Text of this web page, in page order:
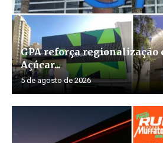
GPA reforça regionalização
Açúcar...
5 de agosto de 2026